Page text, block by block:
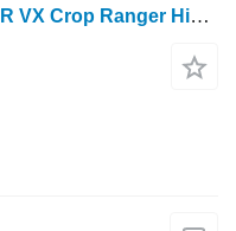
Biso NEW BISO CROP RANGER VX Crop Ranger Highline / Trendline L